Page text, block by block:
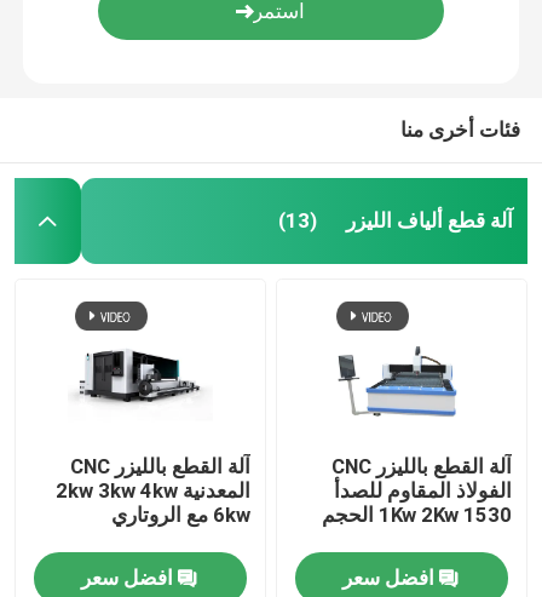
فئات أخرى منا
آلة قطع ألياف الليزر (13)
آلة القطع بالليزر CNC
الفولاذ المقاوم للصدأ
1Kw 2Kw 1530 الحجم
افضل سعر
آلة القطع بالليزر CNC
المعدنية 2kw 3kw 4kw
6kw مع الروتاري
افضل سعر